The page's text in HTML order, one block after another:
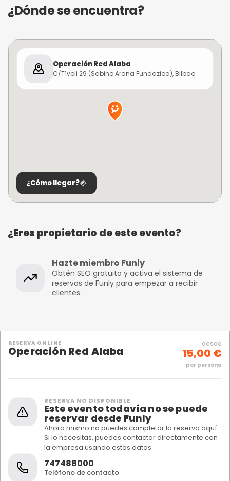
¿Dónde se encuentra?
Operación Red Alaba
C/Tívoli 29 (Sabino Arana Fundazioa), Bilbao
¿Cómo llegar?
¿Eres propietario de este evento?
Hazte miembro Funly
Obtén SEO gratuito y activa el sistema de
reservas de Funly para empezar a recibir
clientes.
RESERVA ONLINE
Operación Red Alaba
desde
15,00 €
por persona
RESERVA NO DISPONIBLE
Este evento todavía no se puede
reservar desde Funly
Ahora mismo no puedes completar la reserva aquí.
Si lo necesitas, puedes contactar directamente con
la empresa usando estos datos.
747488000
Teléfono de contacto